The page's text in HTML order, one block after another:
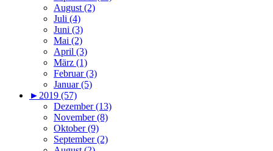
August (2)
Juli (4)
Juni (3)
Mai (2)
April (3)
März (1)
Februar (3)
Januar (5)
► 2019 (57)
Dezember (13)
November (8)
Oktober (9)
September (2)